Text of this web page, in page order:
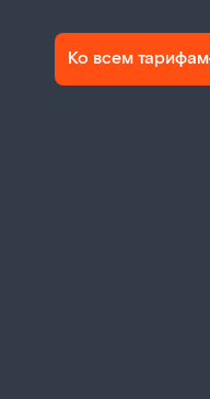
Ко всем тарифам